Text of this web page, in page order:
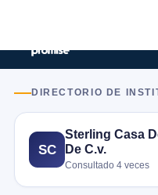
DIRECTORIO DE
SC
Sterling Casa
De C.v.
Consultado 4 veces